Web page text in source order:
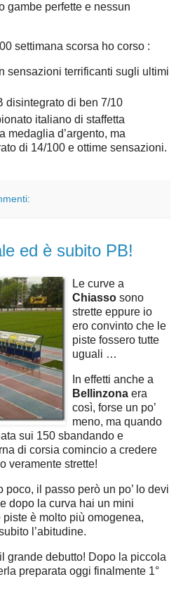
gambe perfette e nessun
settimana scorsa ho corso :
sensazioni terrificanti sugli ultimi
disintegrato di ben 7/10
italiano di staffetta
medaglia d’argento, ma
di 14/100 e ottime sensazioni.
ed è subito PB!
Le curve a
Chiasso sono
strette eppure io
ero convinto che le
piste fossero tutte
uguali …
In effetti anche a
Bellinzona era
così, forse un po’
meno, ma quando
sui 150 sbandando e
di corsia comincio a credere
veramente strette!
poco, il passo però un po’ lo devi
dopo la curva hai un mini
è molto più omogenea,
l’abitudine.
grande debutto! Dopo la piccola
preparata oggi finalmente 1°